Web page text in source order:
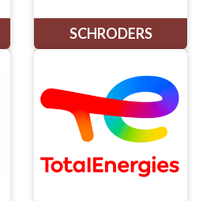
SCHRODERS